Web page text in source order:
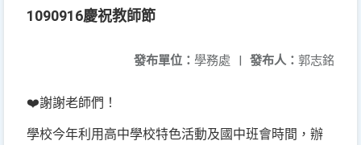
1090916慶祝教師節
發布人： 郭志銘
發布單位： 學務處 |
❤️謝謝老師們！
學校今年利用高中學校特色活動及國中班會時間，辦